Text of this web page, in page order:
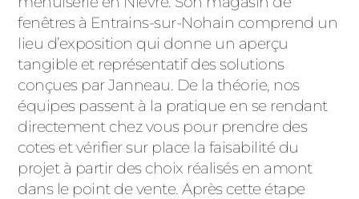
fenêtres à Entrains-sur-Nohain comprend un
lieu d’exposition qui donne un aperçu
tangible et représentatif des solutions
conçues par Janneau. De la théorie, nos
équipes passent à la pratique en se rendant
directement chez vous pour prendre des
cotes et vérifier sur place la faisabilité du
projet à partir des choix réalisés en amont
dans le point de vente. Après cette étape